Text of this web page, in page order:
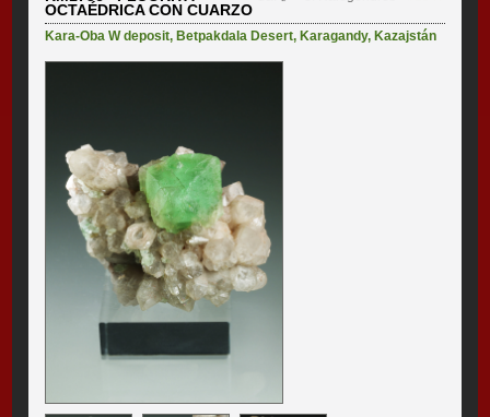
OCTAÉDRICA CON CUARZO
Kara-Oba W deposit,Betpakdala Desert,Karagandy,Kazajstán